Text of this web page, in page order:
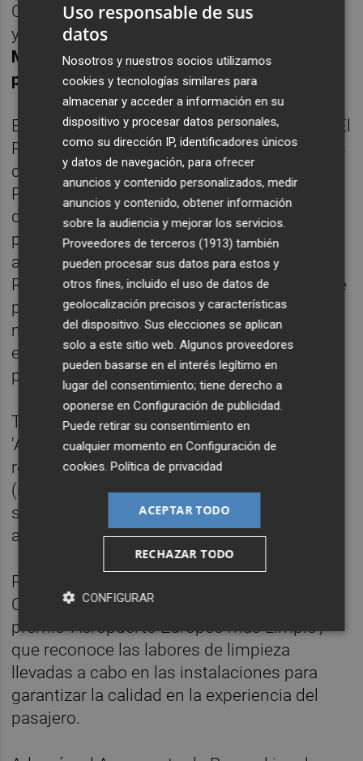
Costa Brava, Reus, El Hierro, Pamplona, Vigo
y el
Aeropuerto Internacional Región de
Murcia en la de menos de 2 millones de
pasajeros.
El Aeropuerto Josep Tarradellas Barcelona-El
Prat ha resultado ganador en tres categorías
diferentes: 'Aeropuerto Europeo con el
Personal más Amable', que reconoce la
dedicación, amabilidad y cortesía del
personal que trabaja en la infraestructura
aeroportuaria; 'Aeropuerto Europeo con el
Recorrido más Fácil', un reconocimiento que
pone en valor a los aeropuertos que hacen
más agradable la estancia y cuyo paso por
ellos resulta más fácil e intuitivo para los
pasajeros.
También ha sido reconocido como
'Aeropuerto Europeo más Agradable', que
reconoce a los aeropuertos por su oferta
(restaurantes, tiendas, entretenimiento) y
sus esfuerzos por hacer que la espera sea
agradable y cómoda.
Por su parte, los aeropuertos de Girona-
Costa Brava y Pamplona han obtenido el
premio 'Aeropuerto Europeo más Limpio',
que reconoce las labores de limpieza
llevadas a cabo en las instalaciones para
garantizar la calidad en la experiencia del
pasajero.
Uso responsable de sus
datos
Nosotros y nuestros socios utilizamos
cookies y tecnologías similares para
almacenar y acceder a información en su
dispositivo y procesar datos personales,
como su dirección IP, identificadores únicos
y datos de navegación, para ofrecer
anuncios y contenido personalizados, medir
anuncios y contenido, obtener información
sobre la audiencia y mejorar los servicios.
Proveedores de terceros (1913) también
pueden procesar sus datos para estos y
otros fines, incluido el uso de datos de
geolocalización precisos y características
del dispositivo. Sus elecciones se aplican
solo a este sitio web. Algunos proveedores
pueden basarse en el interés legítimo en
lugar del consentimiento; tiene derecho a
oponerse enConfiguración de publicidad.
Puede retirar su consentimiento en
cualquier momento enConfiguración de
cookies.Política de privacidad
ACEPTAR TODO
RECHAZAR TODO
CONFIGURAR